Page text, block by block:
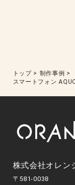
トップ> 制作事例 >
スマートフォン
株式会社オレン
〒581-0038